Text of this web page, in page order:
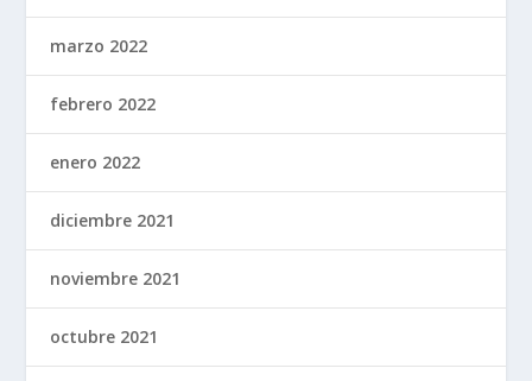
marzo 2022
febrero 2022
enero 2022
diciembre 2021
noviembre 2021
octubre 2021